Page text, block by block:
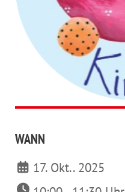
WANN
17. Okt.. 2025